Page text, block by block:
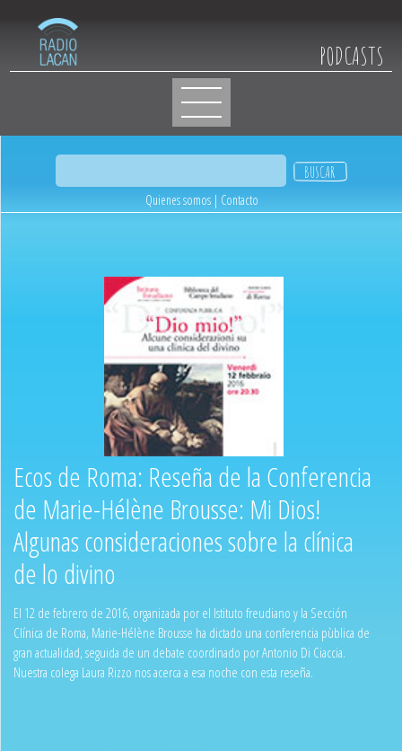
PODCASTS
Quienes somos| Contacto
Ecos de Roma: Reseña de la Conferencia
de Marie-Hélène Brousse: Mi Dios!
Algunas consideraciones sobre la clínica
de lo divino
El 12 de febrero de 2016, organizada por el Istituto freudiano y la Sección
Clínica de Roma, Marie-Hélène Brousse ha dictado una conferencia pùblica de
gran actualidad, seguida de un debate coordinado por Antonio Di Ciaccia.
Nuestra colega Laura Rizzo nos acerca a esa noche con esta reseña.